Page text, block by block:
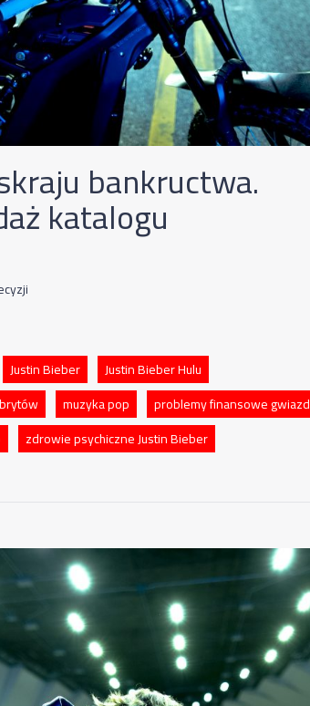
bankructwa.
katalogu
Justin Bieber
Justin Bieber Hulu
muzyka pop
problemy finansowe gwiazd
zdrowie psychiczne Justin Bieber